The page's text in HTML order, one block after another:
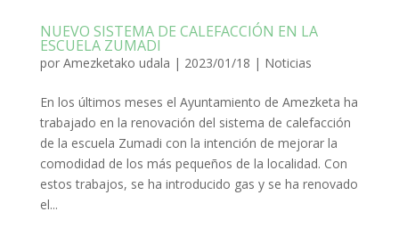
NUEVO SISTEMA DE CALEFACCIÓN EN LA
ESCUELA ZUMADI
por Amezketako udala | 2023/01/18 | Noticias
En los últimos meses el Ayuntamiento de Amezketa ha
trabajado en la renovación del sistema de calefacción
de la escuela Zumadi con la intención de mejorar la
comodidad de los más pequeños de la localidad. Con
estos trabajos, se ha introducido gas y se ha renovado
el...